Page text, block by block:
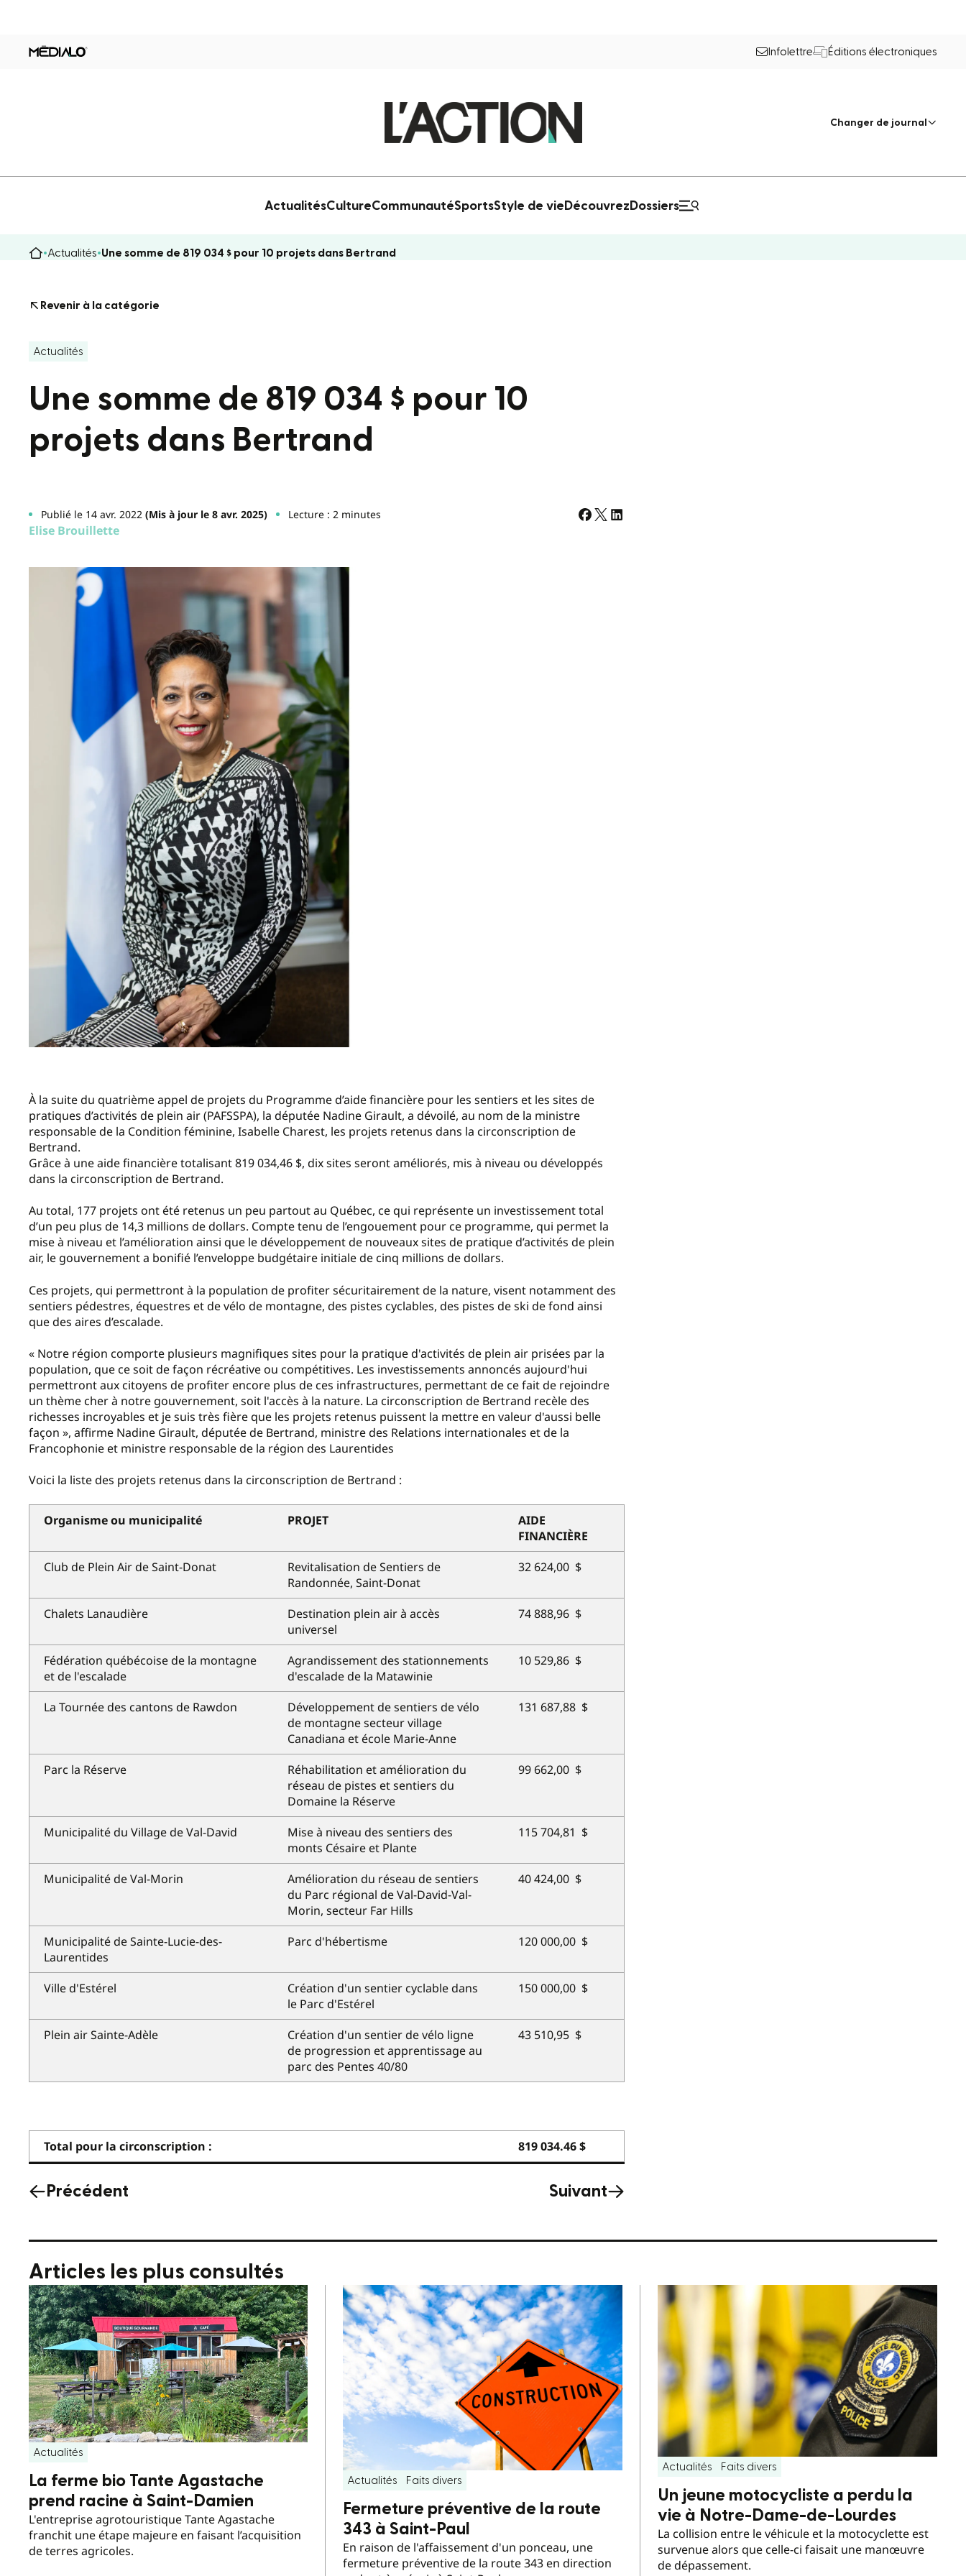
Infolettre Éditions électroniques
Changer de journal
ActualitésCultureCommunautéSportsStyle de vie Découvrez Dossiers
Actualités Une somme de 819 034 $ pour 10 projets dans Bertrand
Revenir à la catégorie
Actualités
Une somme de 819 034 $ pour 10
projets dans Bertrand
Publié le 14 avr. 2022 (Mis à jour le 8 avr. 2025) Lecture : 2 minutes
Elise Brouillette
À la suite du quatrième appel de projets du Programme d’aide financière pour les sentiers et les sites de
pratiques d’activités de plein air (PAFSSPA), la députée Nadine Girault, a dévoilé, au nom de la ministre
responsable de la Condition féminine, Isabelle Charest, les projets retenus dans la circonscription de
Bertrand.
Grâce à une aide financière totalisant 819 034,46 $, dix sites seront améliorés, mis à niveau ou développés
dans la circonscription de Bertrand.
Au total, 177 projets ont été retenus un peu partout au Québec, ce qui représente un investissement total
d’un peu plus de 14,3 millions de dollars. Compte tenu de l’engouement pour ce programme, qui permet la
mise à niveau et l’amélioration ainsi que le développement de nouveaux sites de pratique d’activités de plein
air, le gouvernement a bonifié l’enveloppe budgétaire initiale de cinq millions de dollars.
Ces projets, qui permettront à la population de profiter sécuritairement de la nature, visent notamment des
sentiers pédestres, équestres et de vélo de montagne, des pistes cyclables, des pistes de ski de fond ainsi
que des aires d’escalade.
« Notre région comporte plusieurs magnifiques sites pour la pratique d'activités de plein air prisées par la
population, que ce soit de façon récréative ou compétitives. Les investissements annoncés aujourd'hui
permettront aux citoyens de profiter encore plus de ces infrastructures, permettant de ce fait de rejoindre
un thème cher à notre gouvernement, soit l'accès à la nature. La circonscription de Bertrand recèle des
richesses incroyables et je suis très fière que les projets retenus puissent la mettre en valeur d'aussi belle
façon », affirme Nadine Girault, députée de Bertrand, ministre des Relations internationales et de la
Francophonie et ministre responsable de la région des Laurentides
Voici la liste des projets retenus dans la circonscription de Bertrand :
Organisme ou municipalité PROJET
AIDE
FINANCIÈRE
Club de Plein Air de Saint-Donat
Revitalisation de Sentiers de
Randonnée, Saint-Donat
32 624,00 $
Chalets Lanaudière
Destination plein air à accès
universel
74 888,96 $
Fédération québécoise de la montagne
et de l'escalade
Agrandissement des stationnements
d'escalade de la Matawinie
10 529,86 $
La Tournée des cantons de Rawdon
Développement de sentiers de vélo
de montagne secteur village
Canadiana et école Marie-Anne
131 687,88 $
Parc la Réserve
Réhabilitation et amélioration du
réseau de pistes et sentiers du
Domaine la Réserve
99 662,00 $
Municipalité du Village de Val-David
Mise à niveau des sentiers des
monts Césaire et Plante
115 704,81 $
Municipalité de Val-Morin
Amélioration du réseau de sentiers
du Parc régional de Val-David-Val-
Morin, secteur Far Hills
40 424,00 $
Municipalité de Sainte-Lucie-des-
Laurentides
Parc d'hébertisme 120 000,00 $
Ville d'Estérel
Création d'un sentier cyclable dans
le Parc d'Estérel
150 000,00 $
Plein air Sainte-Adèle
Création d'un sentier de vélo ligne
de progression et apprentissage au
parc des Pentes 40/80
43 510,95 $
Total pour la circonscription : 819 034.46 $
Précédent Suivant
Articles les plus consultés
Actualités
La ferme bio Tante Agastache
prend racine à Saint-Damien
L'entreprise agrotouristique Tante Agastache
franchit une étape majeure en faisant l’acquisition
de terres agricoles.
Actualités Faits divers
Fermeture préventive de la route
343 à Saint-Paul
En raison de l'affaissement d'un ponceau, une
fermeture préventive de la route 343 en direction
Actualités Faits divers
Un jeune motocycliste a perdu la
vie à Notre-Dame-de-Lourdes
La collision entre le véhicule et la motocyclette est
survenue alors que celle-ci faisait une manœuvre
de dépassement.